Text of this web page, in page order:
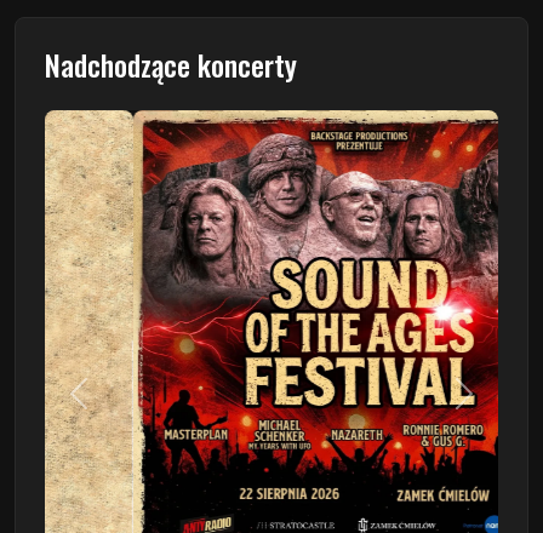
Nadchodzące koncerty
Poprzedni Następny